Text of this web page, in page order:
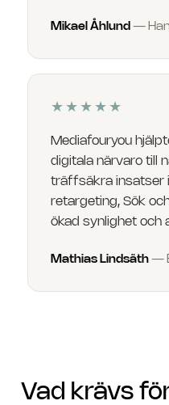
Mikael Åhlund —
★★★★★
Mediafouryou
digitala närvaro till
träffsäkra insatser
retargeting, Sök
ökad synlighet och
Mathias Lindsäth —
Vad krävs